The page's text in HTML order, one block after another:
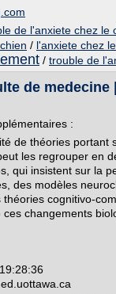
de l'anxiete chez le
/ l'anxiete chez
/ trouble de
de medecine
:
de théories portant
les regrouper en
qui insistent sur la
des modèles
théories cognitivo-
changements